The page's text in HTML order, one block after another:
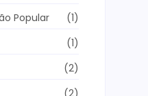
Popular
(1)
(1)
(2)
(2)